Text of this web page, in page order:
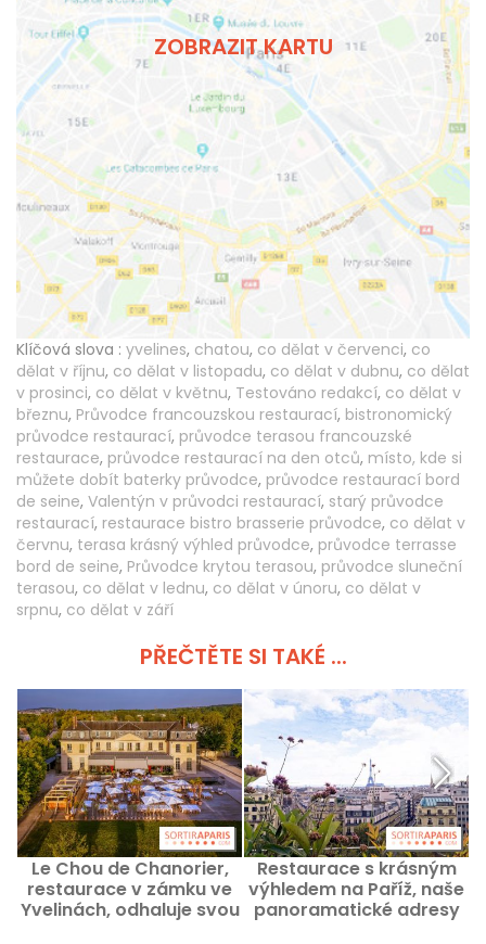
ZOBRAZIT KARTU
Klíčová slova : yvelines, chatou, co dělat v červenci, co
dělat v říjnu, co dělat v listopadu, co dělat v dubnu, co dělat
v prosinci, co dělat v květnu, Testováno redakcí, co dělat v
březnu, Průvodce francouzskou restaurací, bistronomický
průvodce restaurací, průvodce terasou francouzské
restaurace, průvodce restaurací na den otců, místo, kde si
můžete dobít baterky průvodce, průvodce restaurací bord
de seine, Valentýn v průvodci restaurací, starý průvodce
restaurací, restaurace bistro brasserie průvodce, co dělat v
červnu, terasa krásný výhled průvodce, průvodce terrasse
bord de seine, Průvodce krytou terasou, průvodce sluneční
terasou, co dělat v lednu, co dělat v únoru, co dělat v
srpnu, co dělat v září
PŘEČTĚTE SI TAKÉ ...
Le Chou de Chanorier,
restaurace v zámku ve
Yvelinách, odhaluje svou
Restaurace s krásným
výhledem na Paříž, naše
panoramatické adresy